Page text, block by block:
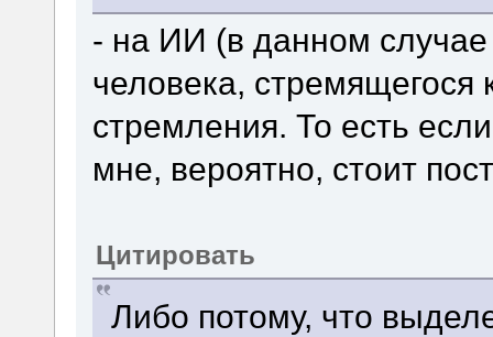
- на ИИ (в данном
человека, стремящегося
стремления. То есть
мне, вероятно, стоит
Цитировать
Либо потому, что